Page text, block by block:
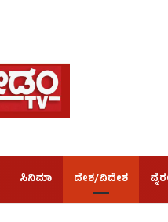
ಸಿನಿಮಾ ದೇಶ/ವಿದೇಶ